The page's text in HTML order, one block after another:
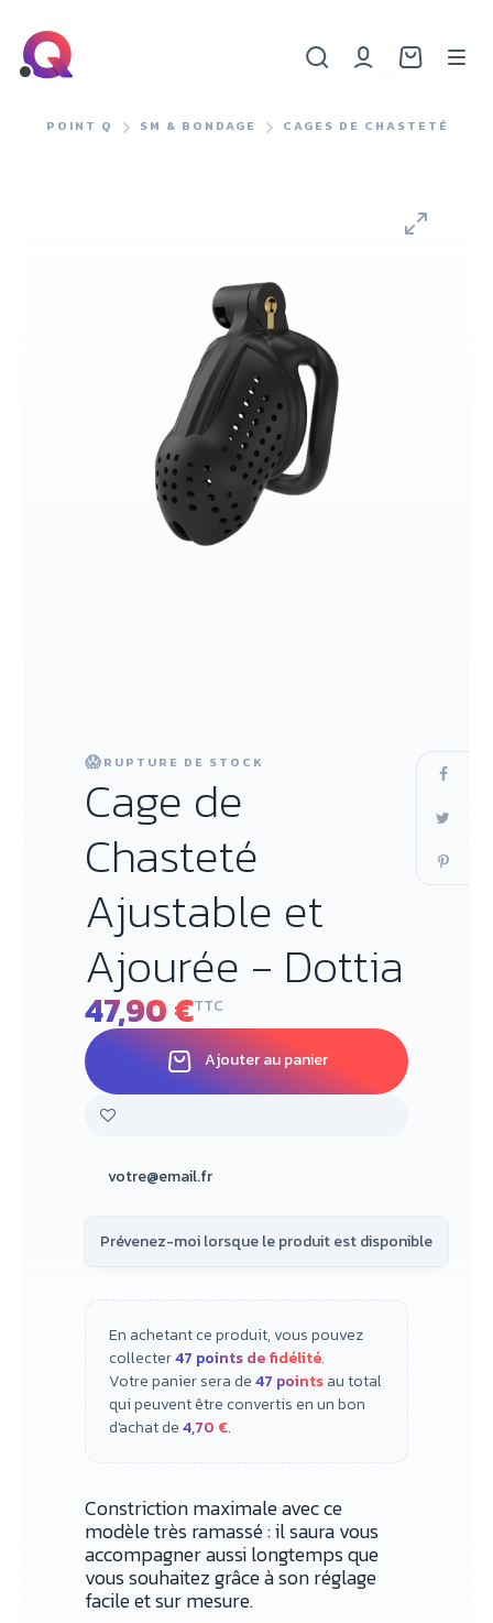
POINT Q SM & BONDAGE CAGES DE CHASTETÉ
😱RUPTURE DE STOCK
Cage de
Chasteté
Ajustable et
Ajourée - Dottia
47,90 €TTC
Ajouter au panier
En achetant ce produit, vous pouvez
collecter47 points de fidélité.
Votre panier sera de47 pointsau total
qui peuvent être convertis en un bon
d'achat de4,70 €.
Constriction maximale avec ce
modèle très ramassé : il saura vous
accompagner aussi longtemps que
vous souhaitez grâce à son réglage
facile et sur mesure.